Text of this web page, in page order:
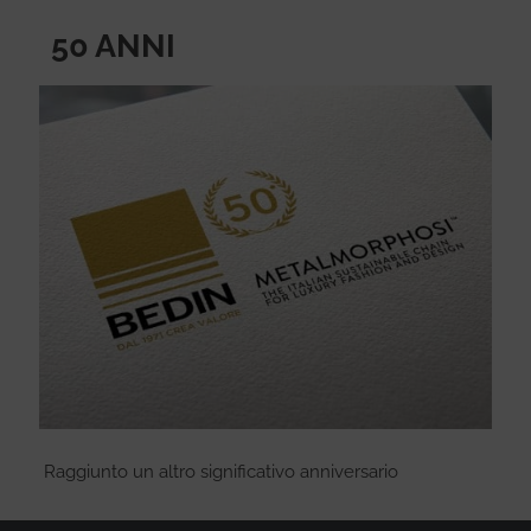
50 ANNI
Raggiunto un altro significativo anniversario